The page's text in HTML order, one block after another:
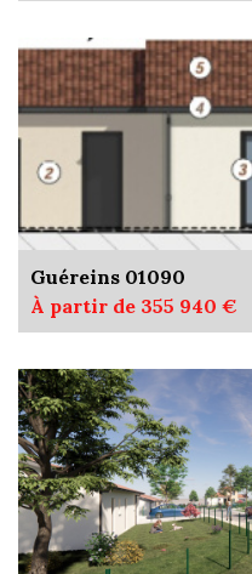
Guéreins 01090
À partir de 355 940 €